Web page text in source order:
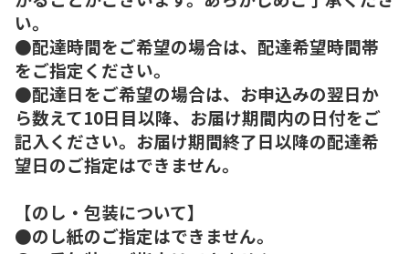
い。
●配達時間をご希望の場合は、配達希望時間帯
をご指定ください。
●配達日をご希望の場合は、お申込みの翌日か
ら数えて10日目以降、お届け期間内の日付をご
記入ください。お届け期間終了日以降の配達希
望日のご指定はできません。
【のし・包装について】
●のし紙のご指定はできません。